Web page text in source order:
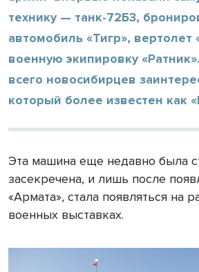
технику — танк-72Б3,
автомобиль «Тигр», вертолет
военную экипировку
всего новосибирцев
который более известен как
Эта машина еще недавно была
засекречена, и лишь после
«Армата», стала появляться на
военных выставках.